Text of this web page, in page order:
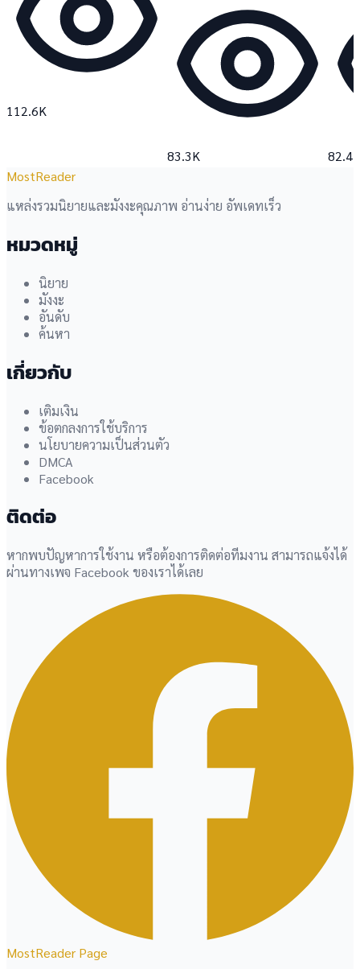
112.6K
83.3K
82.4K
MostReader
แหล่งรวมนิยายและมังงะคุณภาพ อ่านง่าย อัพเดทเร็ว
หมวดหมู่
นิยาย
มังงะ
อันดับ
ค้นหา
เกี่ยวกับ
เติมเงิน
ข้อตกลงการใช้บริการ
นโยบายความเป็นส่วนตัว
DMCA
Facebook
ติดต่อ
หากพบปัญหาการใช้งาน หรือต้องการติดต่อทีมงาน สามารถแจ้งได้
ผ่านทางเพจ Facebook ของเราได้เลย
MostReader Page